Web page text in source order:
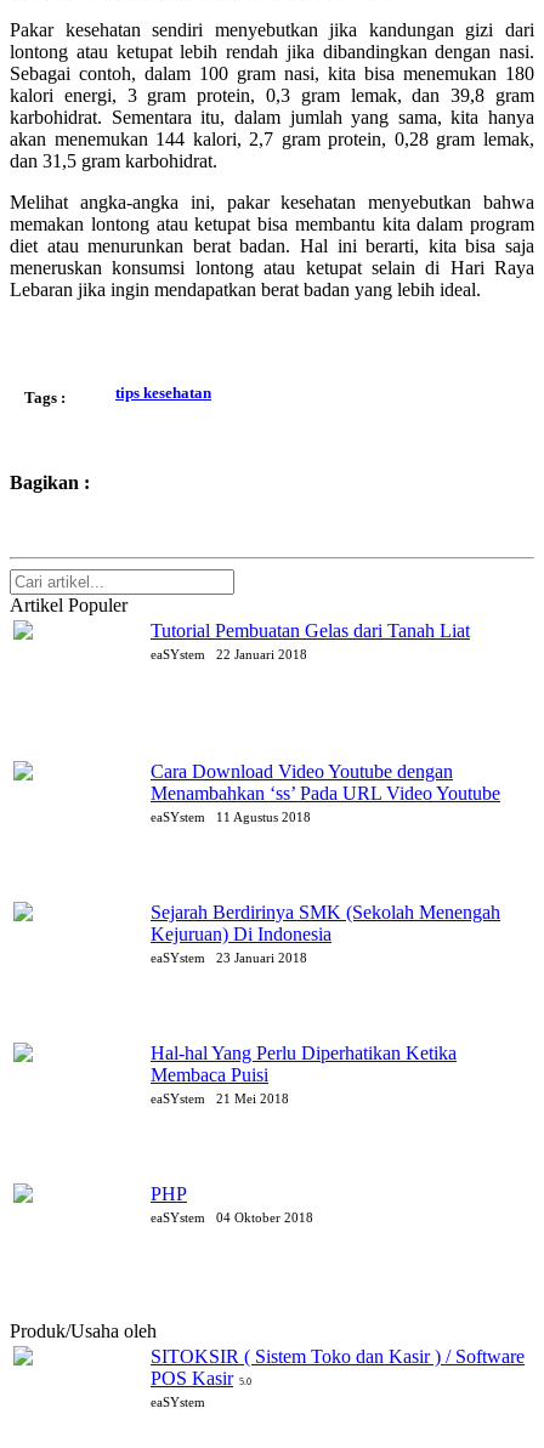
Pakar kesehatan sendiri menyebutkan jika kandungan gizi dari
lontong atau ketupat lebih rendah jika dibandingkan dengan nasi.
Sebagai contoh, dalam 100 gram nasi, kita bisa menemukan 180
kalori energi, 3 gram protein, 0,3 gram lemak, dan 39,8 gram
karbohidrat. Sementara itu, dalam jumlah yang sama, kita hanya
akan menemukan 144 kalori, 2,7 gram protein, 0,28 gram lemak,
dan 31,5 gram karbohidrat.
Melihat angka-angka ini, pakar kesehatan menyebutkan bahwa
memakan lontong atau ketupat bisa membantu kita dalam program
diet atau menurunkan berat badan. Hal ini berarti, kita bisa saja
meneruskan konsumsi lontong atau ketupat selain di Hari Raya
Lebaran jika ingin mendapatkan berat badan yang lebih ideal.
Tags : tips kesehatan
Bagikan :
Artikel Populer
Tutorial Pembuatan Gelas dari Tanah Liat
eaSYstem 22 Januari 2018
Cara Download Video Youtube dengan
Menambahkan ‘ss’ Pada URL Video Youtube
eaSYstem 11 Agustus 2018
Sejarah Berdirinya SMK (Sekolah Menengah
Kejuruan) Di Indonesia
eaSYstem 23 Januari 2018
Hal-hal Yang Perlu Diperhatikan Ketika
Membaca Puisi
eaSYstem 21 Mei 2018
PHP
eaSYstem 04 Oktober 2018
Produk/Usaha oleh
SITOKSIR ( Sistem Toko dan Kasir ) / Software
POS Kasir 5.0
eaSYstem